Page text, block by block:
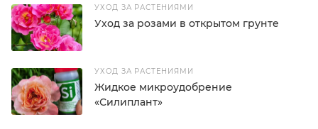
УХОД ЗА РАСТЕНИЯМИ
Уход за розами в открытом грунте
УХОД ЗА РАСТЕНИЯМИ
Жидкое микроудобрение
«Силиплант»